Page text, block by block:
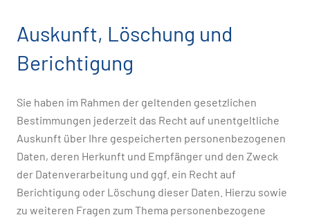
Auskunft, Löschung und
Berichtigung
Sie haben im Rahmen der geltenden gesetzlichen
Bestimmungen jederzeit das Recht auf unentgeltliche
Auskunft über Ihre gespeicherten personenbezogenen
Daten, deren Herkunft und Empfänger und den Zweck
der Datenverarbeitung und ggf. ein Recht auf
Berichtigung oder Löschung dieser Daten. Hierzu sowie
zu weiteren Fragen zum Thema personenbezogene